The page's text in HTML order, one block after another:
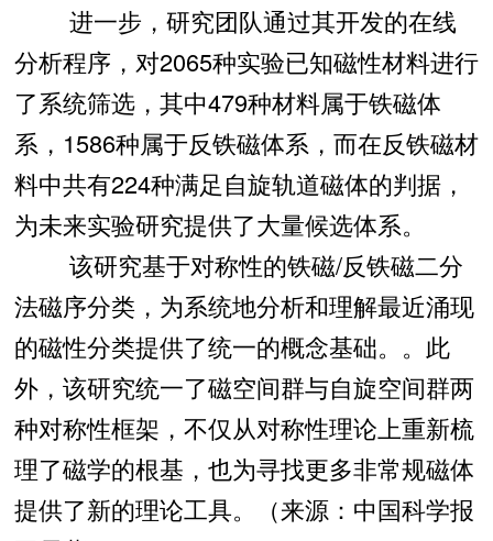
进一步，研究团队通过其开发的在线
分析程序，对2065种实验已知磁性材料进行
了系统筛选，其中479种材料属于铁磁体
系，1586种属于反铁磁体系，而在反铁磁材
料中共有224种满足自旋轨道磁体的判据，
为未来实验研究提供了大量候选体系。
该研究基于对称性的铁磁/反铁磁二分
法磁序分类，为系统地分析和理解最近涌现
的磁性分类提供了统一的概念基础。。此
外，该研究统一了磁空间群与自旋空间群两
种对称性框架，不仅从对称性理论上重新梳
理了磁学的根基，也为寻找更多非常规磁体
提供了新的理论工具。（来源：中国科学报